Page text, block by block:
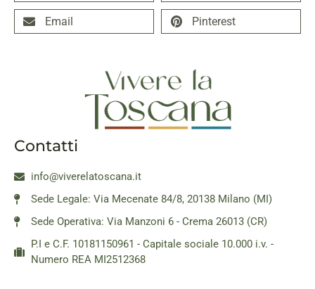
Email Pinterest
Contatti
info@viverelatoscana.it
Sede Legale: Via Mecenate 84/8, 20138 Milano (MI)
Sede Operativa: Via Manzoni 6 - Crema 26013 (CR)
P.I e C.F. 10181150961 - Capitale sociale 10.000 i.v. -
Numero REA MI2512368